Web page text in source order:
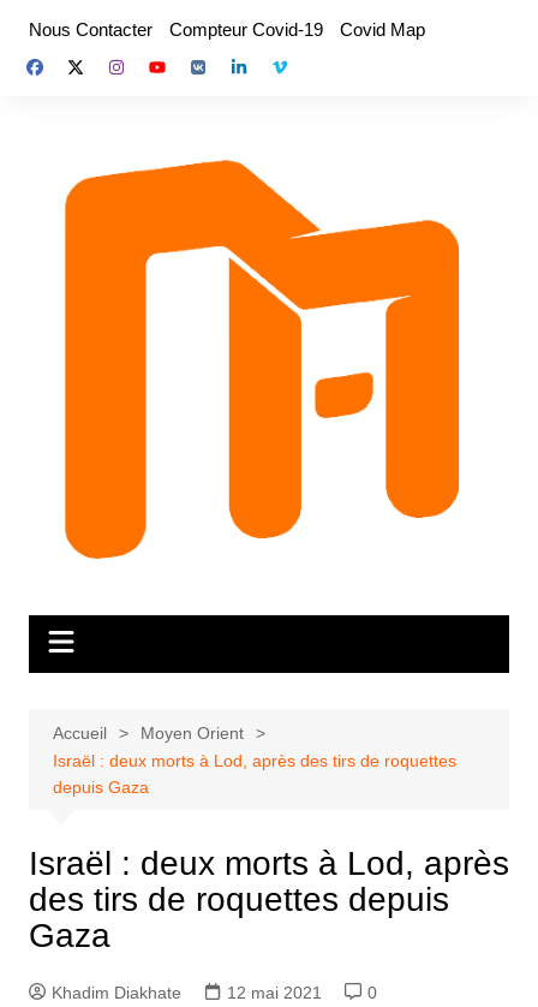
contenu
Nous Contacter Compteur Covid-19 Covid Map
Accueil
Moyen Orient
Israël : deux morts à Lod, après des tirs de roquettes
depuis Gaza
Israël : deux morts à Lod, après
des tirs de roquettes depuis
Gaza
Khadim Diakhate 12 mai 2021
0